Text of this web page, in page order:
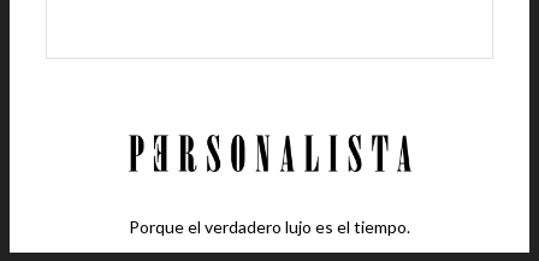
Porque el verdadero lujo es el tiempo.